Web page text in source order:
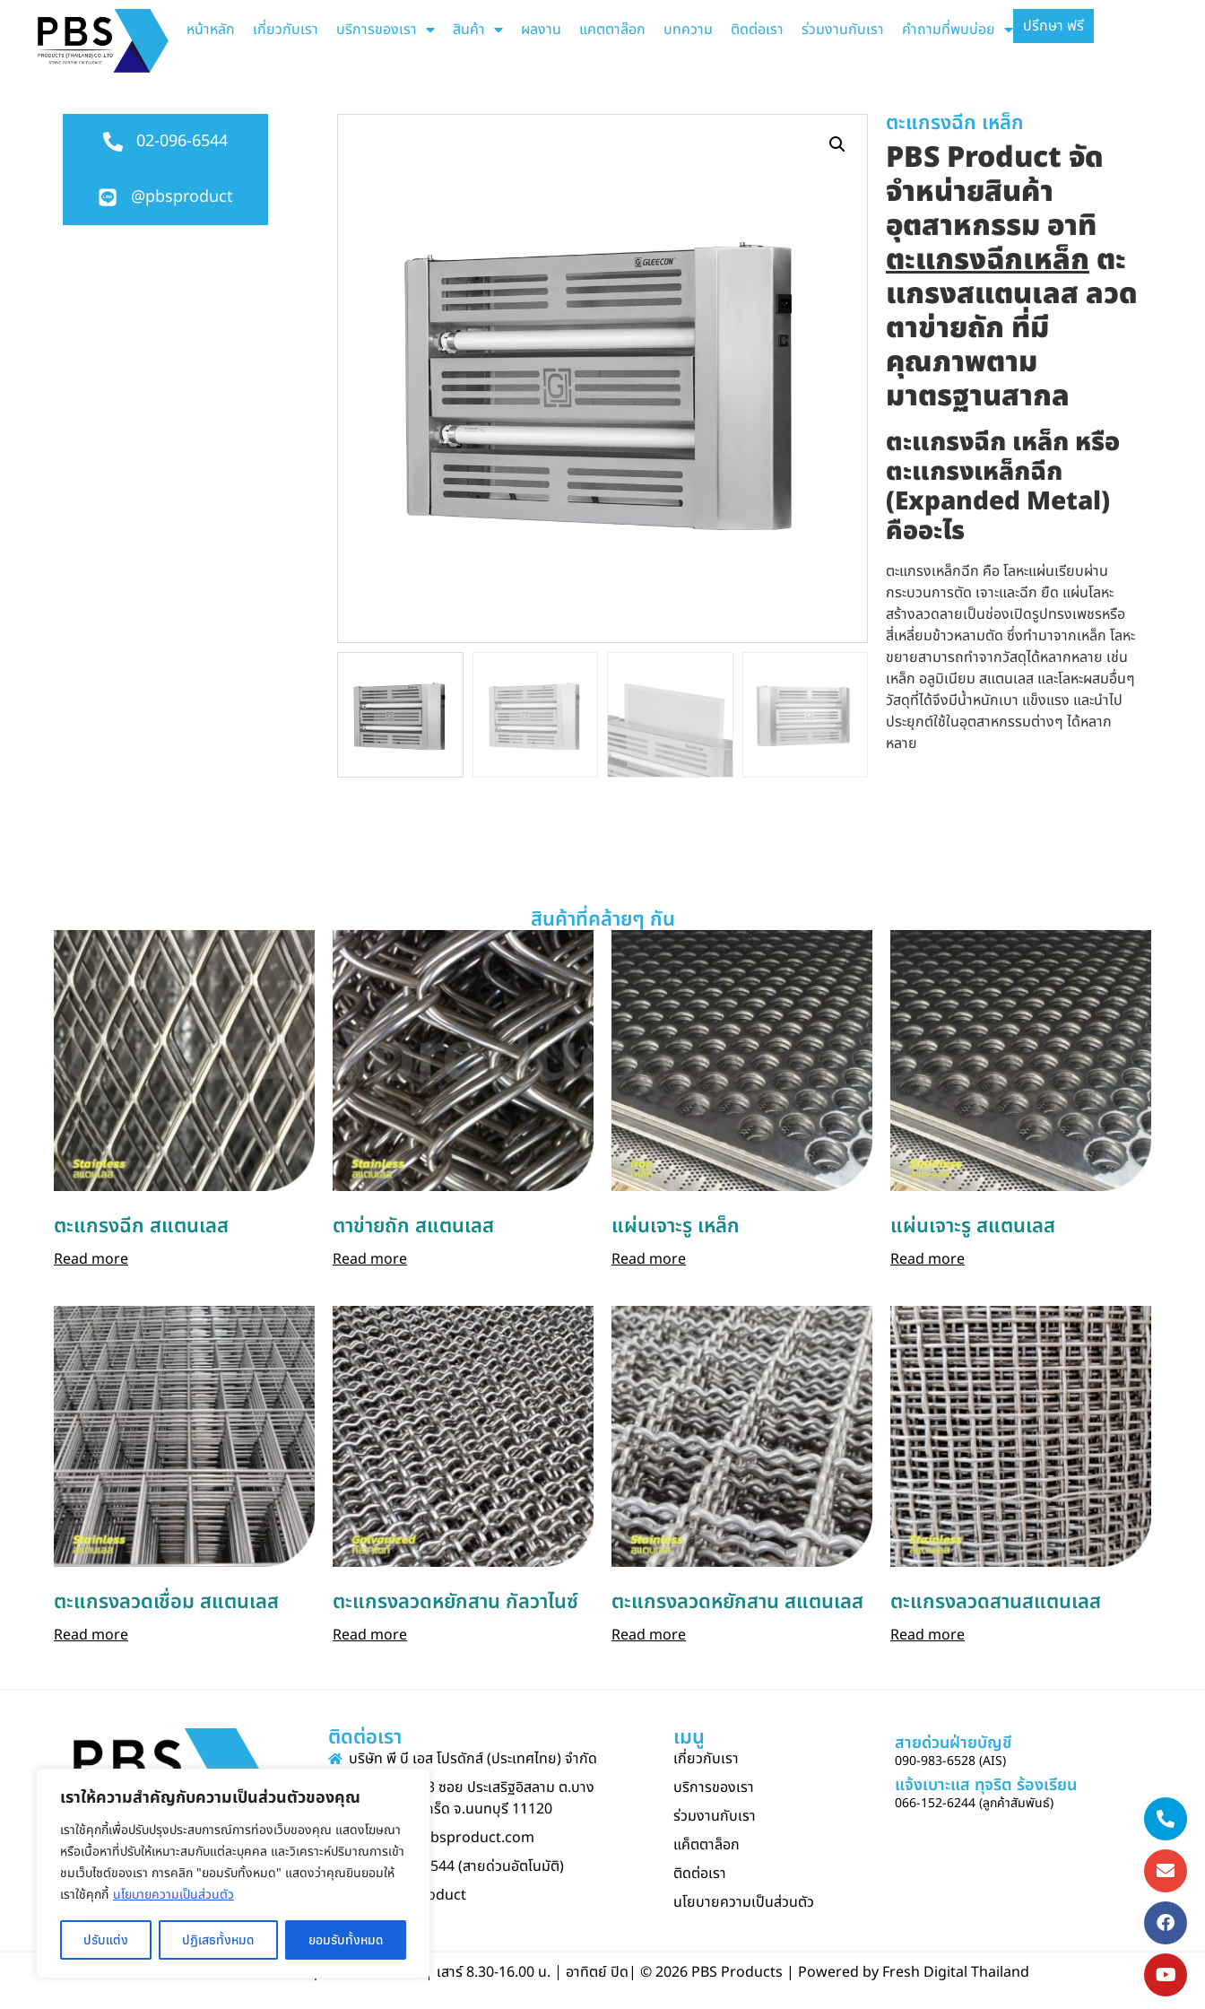
เราให้ความสำคัญกับความเป็นส่วนตัวของคุณ
เราใช้คุกกี้เพื่อปรับปรุงประสบการณ์การท่องเว็บของคุณ แสดงโฆษณา
หรือเนื้อหาที่ปรับให้เหมาะสมกับแต่ละบุคคล และวิเคราะห์ปริมาณการเข้า
ชมเว็บไซต์ของเรา การคลิก "ยอมรับทั้งหมด" แสดงว่าคุณยินยอมให้
เราใช้คุกกี้ นโยบายความเป็นส่วนตัว
ปรับแต่ง ปฏิเสธทั้งหมด ยอมรับทั้งหมด
หน้าหลัก เกี่ยวกับเรา บริการของเรา สินค้า ผลงาน แคตตาล๊อก บทความ ติดต่อเรา ร่วมงานกับเรา คำถามที่พบบ่อย ปรึกษา ฟรี
02-096-6544
@pbsproduct
ตะแกรงฉีก เหล็ก
PBS Product จัด
จำหน่ายสินค้า
อุตสาหกรรม อาทิ
ตะแกรงฉีกเหล็กตะ
แกรงสแตนเลส ลวด
ตาข่ายถัก ที่มี
คุณภาพตาม
มาตรฐานสากล
ตะแกรงฉีก เหล็ก หรือ
ตะแกรงเหล็กฉีก
(Expanded Metal)
คืออะไร
ตะแกรงเหล็กฉีก คือ โลหะแผ่นเรียบผ่าน
กระบวนการตัด เจาะและฉีก ยืด แผ่นโลหะ
สร้างลวดลายเป็นช่องเปิดรูปทรงเพชรหรือ
สี่เหลี่ยมข้าวหลามตัด ซึ่งทำมาจากเหล็ก โลหะ
ขยายสามารถทำจากวัสดุได้หลากหลาย เช่น
เหล็ก อลูมิเนียม สแตนเลส และโลหะผสมอื่นๆ
วัสดุที่ได้จึงมีน้ำหนักเบา แข็งแรง และนำไป
ประยุกต์ใช้ในอุตสาหกรรมต่างๆ ได้หลาก
หลาย
สินค้าที่คล้ายๆ กัน
ตะแกรงฉีก สแตนเลส
Read more
ตาข่ายถัก สแตนเลส
Read more
แผ่นเจาะรู เหล็ก
Read more
แผ่นเจาะรู สแตนเลส
Read more
ตะแกรงลวดเชื่อม สแตนเลส
Read more
ตะแกรงลวดหยักสาน กัลวาไนซ์
Read more
ตะแกรงลวดหยักสาน สแตนเลส
Read more
ตะแกรงลวดสานสแตนเลส
Read more
ติดตามเราได้ที่
ติดต่อเรา
บริษัท พี บี เอส โปรดักส์ (ประเทศไทย) จำกัด
ที่อยู่ 123 หมู่ 3 ซอย ประเสริฐอิสลาม ต.บาง
ตลาด อ.ปากเกร็ด จ.นนทบุรี 11120
อีเมล crm@pbsproduct.com
โทร 02-096-6544 (สายด่วนอัตโนมัติ)
ไลน์ @pbsproduct
เมนู
เกี่ยวกับเรา
บริการของเรา
ร่วมงานกับเรา
แค็ตตาล็อก
ติดต่อเรา
นโยบายความเป็นส่วนตัว
สายด่วนฝ่ายบัญชี
090-983-6528 (AIS)
แจ้งเบาะแส ทุจริต ร้องเรียน
066-152-6244 (ลูกค้าสัมพันธ์)
เสาร์ 8.30-16.00 น. อาทิตย์ ปิด| © 2026 PBS Products | Powered by Fresh Digital Thailand